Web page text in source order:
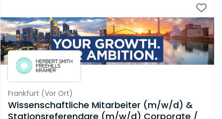
Frankfurt (Vor Ort)
Wissenschaftliche Mitarbeiter (m/w/d) &
Stationsreferendare (m/w/d) Corporate /